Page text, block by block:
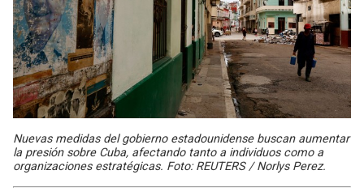
Nuevas medidas del gobierno estadounidense buscan aumentar
la presión sobre Cuba, afectando tanto a individuos como a
organizaciones estratégicas. Foto: REUTERS / Norlys Perez.